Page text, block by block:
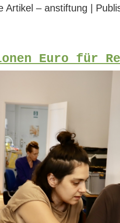
Artikel – anstiftung
Euro für